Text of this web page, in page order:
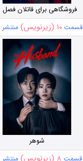
فروشگاهی برای قاتلان فصل ۲
قسمت۱۰ (زیرنویس)
شوهر
قسمت ۸ (زیرنویس)